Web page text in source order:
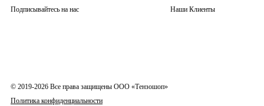
Подписывайтесь на нас Наши Клиенты
Политика конфиденциальности
© 2019-2026 Все права защищены ООО «Тензошоп»